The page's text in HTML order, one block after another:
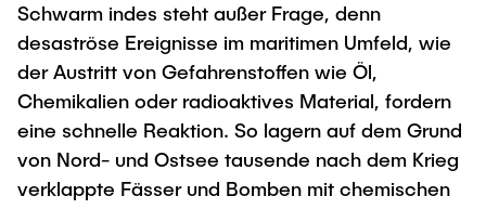
Schwarm indes steht außer Frage, denn
desaströse Ereignisse im maritimen Umfeld, wie
der Austritt von Gefahrenstoffen wie Öl,
Chemikalien oder radioaktives Material, fordern
eine schnelle Reaktion. So lagern auf dem Grund
von Nord- und Ostsee tausende nach dem Krieg
verklappte Fässer und Bomben mit chemischen